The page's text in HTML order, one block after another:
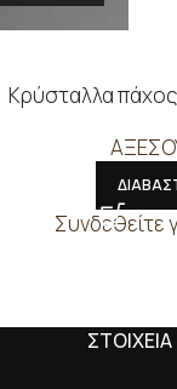
Κρύσταλλα
Συνδεθείτε